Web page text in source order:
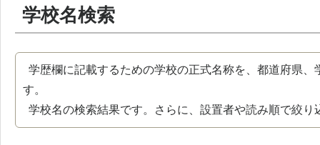
学校名検索
学歴欄に記載するための学校の正式名称を、都道府県
す。
学校名の検索結果です。さらに、設置者や読み順で絞り